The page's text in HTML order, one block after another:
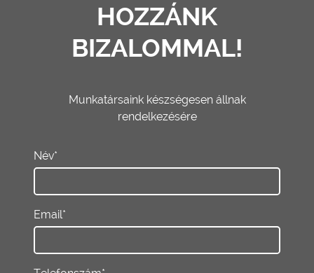
HOZZÁNK
BIZALOMMAL!
Munkatársaink készségesen állnak
rendelkezésére
Név*
Email*